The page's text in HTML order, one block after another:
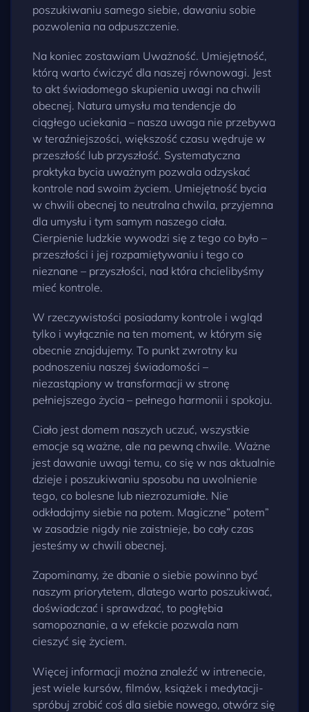
poszukiwaniu samego siebie, dawaniu sobie
pozwolenia na odpuszczenie.
Na koniec zostawiam Uważność. Umiejętność,
którą warto ćwiczyć dla naszej równowagi. Jest
to akt świadomego skupienia uwagi na chwili
obecnej. Natura umysłu ma tendencje do
ciągłego uciekania – nasza uwaga nie przebywa
w teraźniejszości, większość czasu wędruje w
przeszłość lub przyszłość. Systematyczna
praktyka bycia uważnym pozwala odzyskać
kontrole nad swoim życiem. Umiejętność bycia
w chwili obecnej to neutralna chwila, przyjemna
dla umysłu i tym samym naszego ciała.
Cierpienie ludzkie wywodzi się z tego co było –
przeszłości i jej rozpamiętywaniu i tego co
nieznane – przyszłości, nad która chcielibyśmy
mieć kontrole.
W rzeczywistości posiadamy kontrole i wgląd
tylko i wyłącznie na ten moment, w którym się
obecnie znajdujemy. To punkt zwrotny ku
podnoszeniu naszej świadomości –
niezastąpiony w transformacji w stronę
pełniejszego życia – pełnego harmonii i spokoju.
Ciało jest domem naszych uczuć, wszystkie
emocje są ważne, ale na pewną chwile. Ważne
jest dawanie uwagi temu, co się w nas aktualnie
dzieje i poszukiwaniu sposobu na uwolnienie
tego, co bolesne lub niezrozumiałe. Nie
odkładajmy siebie na potem. Magiczne” potem”
w zasadzie nigdy nie zaistnieje, bo cały czas
jesteśmy w chwili obecnej.
Zapominamy, że dbanie o siebie powinno być
naszym priorytetem, dlatego warto poszukiwać,
doświadczać i sprawdzać, to pogłębia
samopoznanie, a w efekcie pozwala nam
cieszyć się życiem.
Więcej informacji można znaleźć w intrenecie,
jest wiele kursów, filmów, książek i medytacji-
spróbuj zrobić coś dla siebie nowego, otwórz się